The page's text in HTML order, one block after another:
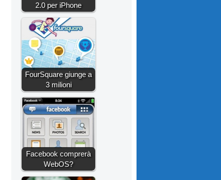
2.0 per iPhone
FourSquare giunge a
3 milioni
Facebook comprerà
WebOS?